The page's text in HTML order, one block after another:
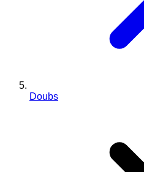
Doubs